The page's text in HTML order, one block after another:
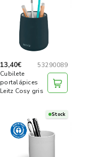
13,40€
53290089
Cubilete
portalápices
Leitz Cosy gris
Stock